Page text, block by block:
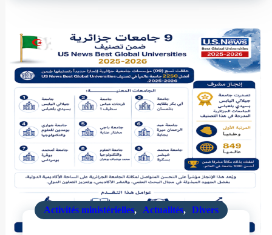
Activités ministérielles, Actualités, Divers